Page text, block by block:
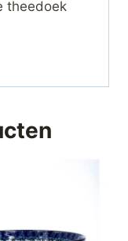
theedoek